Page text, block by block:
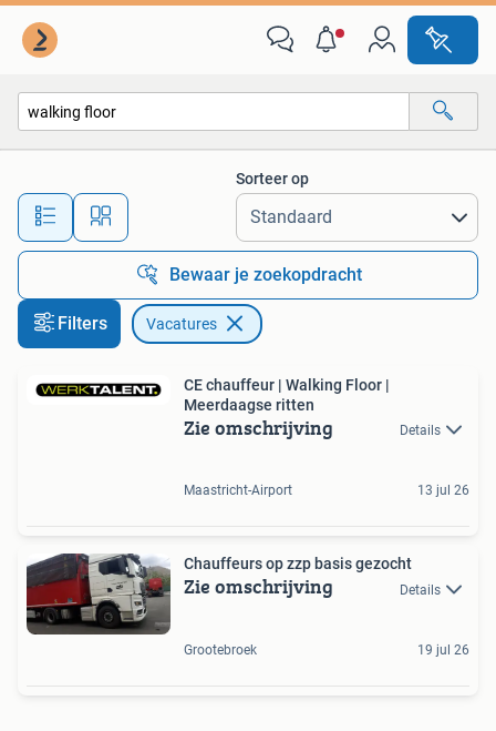
Alle afstanden…
Sorteer op
Bewaar je zoekopdracht
Filters Vacatures
CE chauffeur | Walking Floor |
Meerdaagse ritten
Zie omschrijving Details
Maastricht-Airport 13 jul 26
Chauffeurs op zzp basis gezocht
Zie omschrijving Details
Grootebroek 19 jul 26